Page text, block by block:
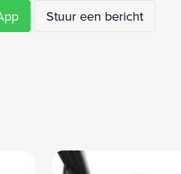
verstelbaar
detectie
Stuur een bericht